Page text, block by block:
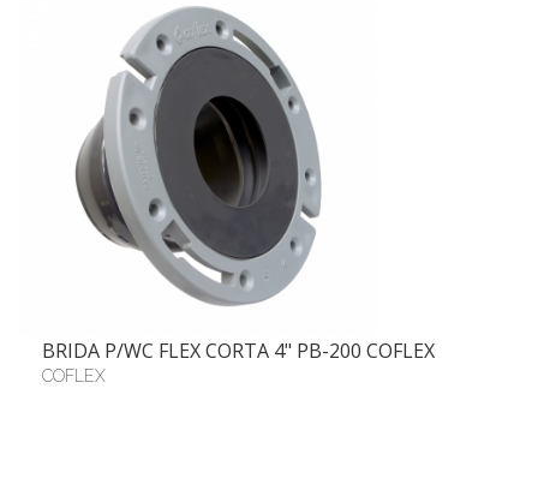
BRIDA P/WC FLEX CORTA 4" PB-200 COFLEX
COFLEX